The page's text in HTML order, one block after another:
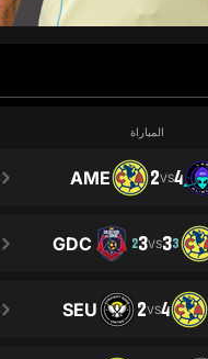
المباراة
4
VS
2
AME
3
3
VS
3
2
GDC
4
VS
2
SEU